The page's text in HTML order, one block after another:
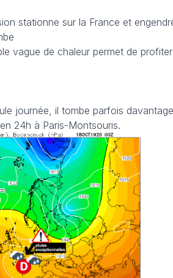
stationne sur la France et
vague de chaleur permet de
journée, il tombe parfois
24h à Paris-Montsouris.